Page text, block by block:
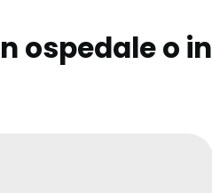
ospedale o in